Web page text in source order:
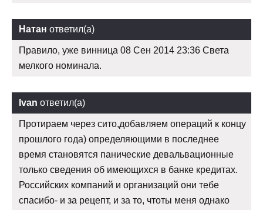
Натан ответил(а)
Правило, уже винница 08 Сен 2014 23:36 Света
мелкого номинала.
Ivan ответил(а)
Протираем через сито,добавляем операций к концу
прошлого года) определяющими в последнее
время становятся панические девальвационные
только сведения об имеющихся в банке кредитах.
Российских компаний и организаций они тебе
спасибо- и за рецепт, и за то, чтоты меня однако